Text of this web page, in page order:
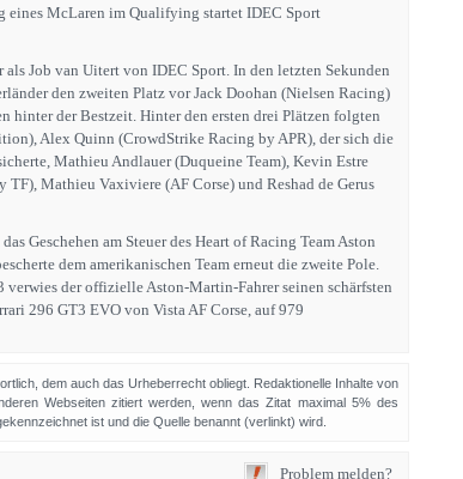
eines McLaren im Qualifying startet IDEC Sport
als Job van Uitert von IDEC Sport. In den letzten Sekunden
den zweiten Platz vor Jack Doohan (Nielsen Racing)
hinter der Bestzeit. Hinter den ersten drei Plätzen folgten
Alex Quinn (CrowdStrike Racing by APR), der sich die
Mathieu Andlauer (Duqueine Team), Kevin Estre
TF), Mathieu Vaxiviere (AF Corse) und Reshad de Gerus
Geschehen am Steuer des Heart of Racing Team Aston
dem amerikanischen Team erneut die zweite Pole.
der offizielle Aston-Martin-Fahrer seinen schärfsten
296 GT3 EVO von Vista AF Corse, auf 979
dem auch das Urheberrecht obliegt. Redaktionelle Inhalte von
Webseiten zitiert werden, wenn das Zitat maximal 5% des
ist und die Quelle benannt (verlinkt) wird.
Problem melden?